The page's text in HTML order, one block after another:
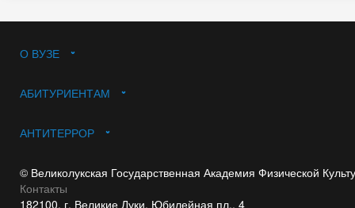
О ВУЗЕ
АБИТУРИЕНТАМ
АНТИТЕРРОР
© Великолукская Государственная Академия Физической
Контакты
182100, г. Великие Луки, Юбилейная пл., 4